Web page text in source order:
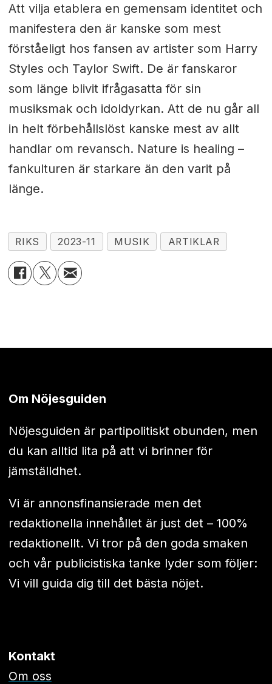
Att vilja etablera en gemensam identitet och
manifestera den är kanske som mest
förståeligt hos fansen av artister som Harry
Styles och Taylor Swift. De är fanskaror
som länge blivit ifrågasatta för sin
musiksmak och idoldyrkan. Att de nu går all
in helt förbehållslöst kanske mest av allt
handlar om revansch. Nature is healing –
fankulturen är starkare än den varit på
länge.
RIKS 2023-11 MUSIK ARTIKLAR
Om Nöjesguiden
Nöjesguiden är partipolitiskt obunden, men
du kan alltid lita på att vi brinner för
jämställdhet.
Vi är annonsfinansierade men det
redaktionella innehållet är just det – 100%
redaktionellt. Vi tror på den goda smaken
och vår publicistiska tanke lyder som följer:
Vi vill guida dig till det bästa nöjet.
Kontakt
Om oss